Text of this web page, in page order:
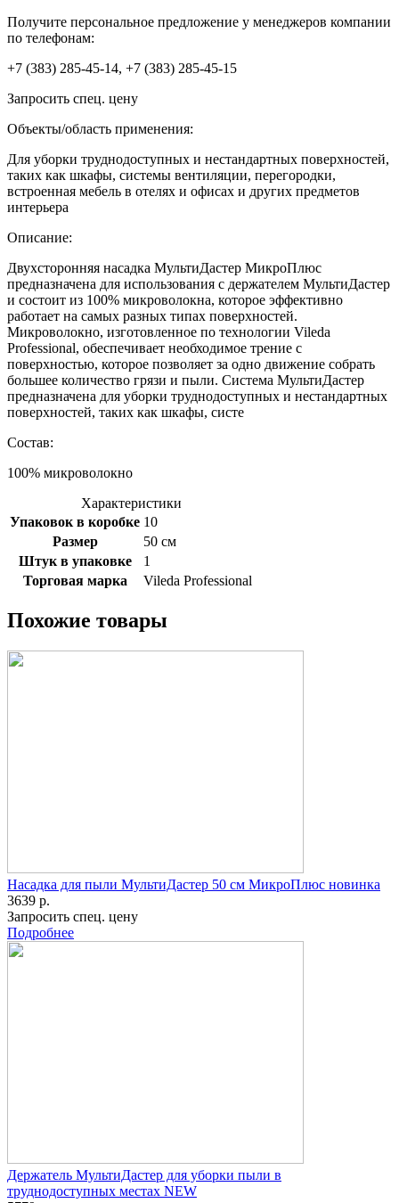
Получите персональное предложение у менеджеров компании
по телефонам:
+7 (383) 285-45-14, +7 (383) 285-45-15
Запросить спец. цену
Объекты/область применения:
Для уборки труднодоступных и нестандартных поверхностей,
таких как шкафы, системы вентиляции, перегородки,
встроенная мебель в отелях и офисах и других предметов
интерьера
Описание:
Двухсторонняя насадка МультиДастер МикроПлюс
предназначена для использования с держателем МультиДастер
и состоит из 100% микроволокна, которое эффективно
работает на самых разных типах поверхностей.
Микроволокно, изготовленное по технологии Vileda
Professional, обеспечивает необходимое трение с
поверхностью, которое позволяет за одно движение собрать
большее количество грязи и пыли. Система МультиДастер
предназначена для уборки труднодоступных и нестандартных
поверхностей, таких как шкафы, систе
Состав:
100% микроволокно
Характеристики
Упаковок в коробке 10
Размер
50 см
Штук в упаковке
1
Торговая марка
Vileda Professional
Похожие товары
Насадка для пыли МультиДастер 50 см МикроПлюс новинка
3639 р.
Запросить спец. цену
Подробнее
Держатель МультиДастер для уборки пыли в
труднодоступных местах NEW